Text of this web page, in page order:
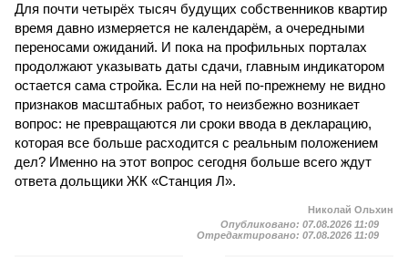
Для почти четырёх тысяч будущих собственников квартир
время давно измеряется не календарём, а очередными
переносами ожиданий. И пока на профильных порталах
продолжают указывать даты сдачи, главным индикатором
остается сама стройка. Если на ней по-прежнему не видно
признаков масштабных работ, то неизбежно возникает
вопрос: не превращаются ли сроки ввода в декларацию,
которая все больше расходится с реальным положением
дел? Именно на этот вопрос сегодня больше всего ждут
ответа дольщики ЖК «Станция Л».
Николай Ольхин
Опубликовано: 07.08.2026 11:09
Отредактировано: 07.08.2026 11:09